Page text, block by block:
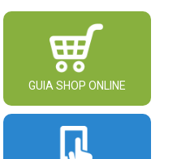
GUIA SHOP ONLINE